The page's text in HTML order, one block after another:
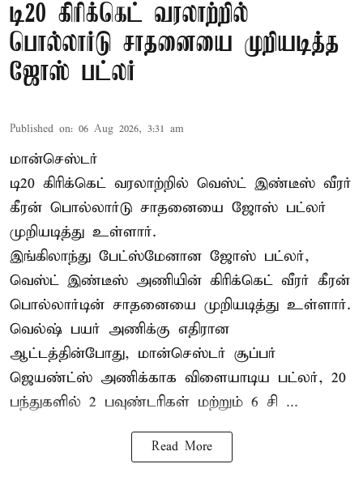
டி20 கிரிக்கெட் வரலாற்றில்
பொல்லார்டு சாதனையை முறியடித்த
ஜோஸ் பட்லர்
Published on: 06 Aug 2026, 3:31 am
மான்செஸ்டர்
டி20 கிரிக்கெட் வரலாற்றில் வெஸ்ட் இண்டீஸ் வீரர்
கீரன் பொல்லார்டு சாதனையை ஜோஸ் பட்லர்
முறியடித்து உள்ளார்.
இங்கிலாந்து பேட்ஸ்மேனான ஜோஸ் பட்லர்,
வெஸ்ட் இண்டீஸ் அணியின் கிரிக்கெட் வீரர் கீரன்
பொல்லார்டின் சாதனையை முறியடித்து உள்ளார்.
வெல்ஷ் பயர் அணிக்கு எதிரான
ஆட்டத்தின்போது, மான்செஸ்டர் சூப்பர்
ஜெயண்ட்ஸ் அணிக்காக விளையாடிய பட்லர், 20
பந்துகளில் 2 பவுண்டரிகள் மற்றும் 6 சி ...
Read More